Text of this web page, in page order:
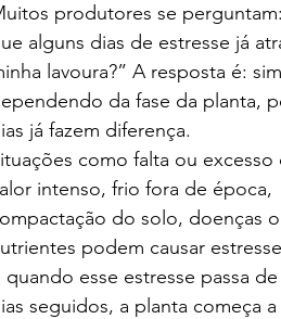
produtores se
alguns dias de estresse já
lavoura?” A resposta é:
da fase da planta,
já fazem diferença.
como falta ou excesso
intenso, frio fora de época,
do solo, doenças
podem causar
quando esse estresse passa
seguidos, a planta começa a